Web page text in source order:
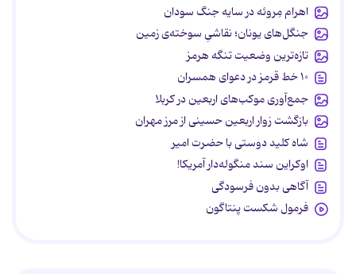
اهرام مِروئه در سایه جنگ سودان
جنگل‌های یونان؛ نقاشیِ سوخته‌ی زمین
تازه‌ترین وضعیت تنگه هرمز
۱۰ خط قرمز در دعوای همسران
جمع‌آوری موکب‌های اربعین در کربلا
بازگشت زوار اربعین حسینی از مرز مهران
شاه کلید دوستی با حضرت امیر
اوکراین سند منگوله‌دار آمریکا!
آگاهی بدون فرسودگی
فرمول شکست پنتاگون